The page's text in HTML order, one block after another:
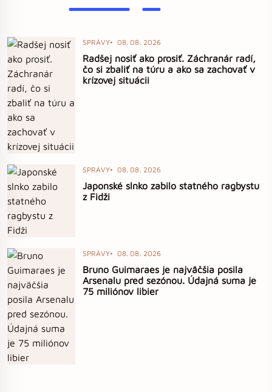
SPRÁVY 08. 08. 2026
Radšej nosiť ako prosiť. Záchranár radí,
čo si zbaliť na túru a ako sa zachovať v
krízovej situácii
SPRÁVY 08. 08. 2026
Japonské slnko zabilo statného ragbystu
z Fidži
SPRÁVY 08. 08. 2026
Bruno Guimaraes je najväčšia posila
Arsenalu pred sezónou. Údajná suma je
75 miliónov libier